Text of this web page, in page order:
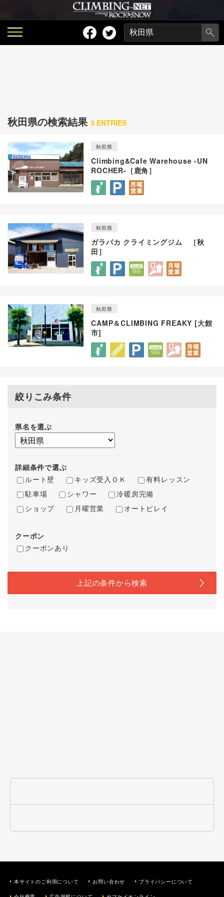
秋田県の検索結果 3 ENTRIES
秋田県
Climbing&Cafe Warehouse -UN
ROCHER-［鹿角］
秋田県
ガラパカ クライミングジム ［秋
田］
秋田県
CAMP＆CLIMBING FREAKY [大館
市]
絞りこみ条件
県名を選ぶ
詳細条件で選ぶ
ルート壁
キッズ受入ＯＫ
有料レッスン
駐車場
シャワー
冷暖房完備
ショップ
月曜営業 オートビレイ
クーポン
クーポンあり
本サイトのご利用について お問い合わせ プライバシーについて